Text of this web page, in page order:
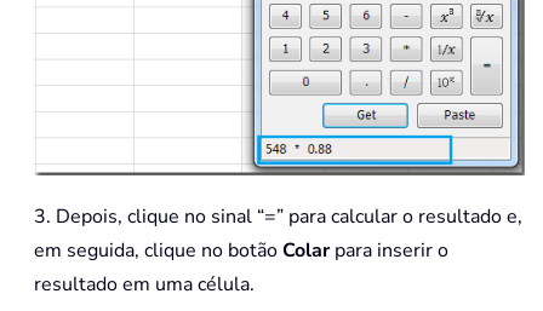
3. Depois, clique no sinal “=” para calcular o resultado e,
em seguida, clique no botãoColarpara inserir o
resultado em uma célula.